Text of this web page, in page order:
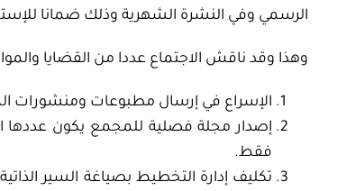
الرسمي وفي النشرة الشهرية وذلك ضمانا
وهذا وقد ناقش الاجتماع عددا من القضايا
الإسراع في إرسال مطبوعات ومنشورات
إصدار مجلة فصلية للمجمع يكون عددها
فقط.
تكليف إدارة التخطيط بصياغة السير